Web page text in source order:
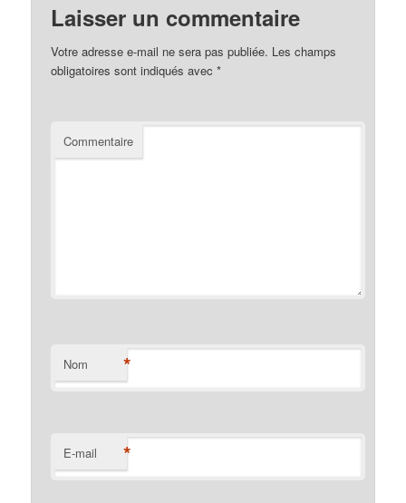
Laisser un commentaire
Votre adresse e-mail ne sera pas publiée. Les champs
obligatoires sont indiqués avec*
Commentaire
Nom *
E-mail *